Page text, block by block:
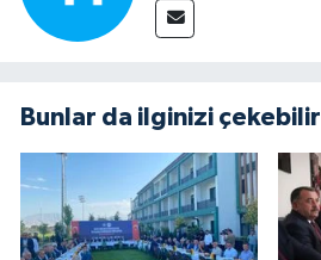
Bunlar da ilginizi çekebilir